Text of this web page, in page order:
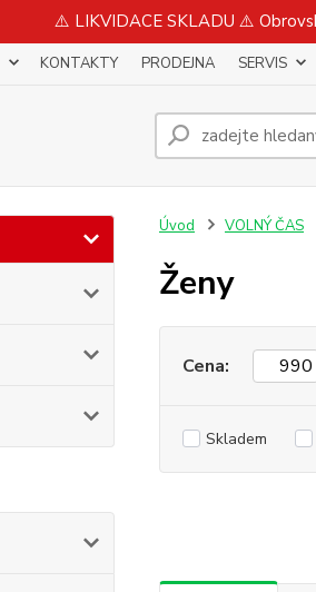
⚠️ LIKVIDACE SKLADU ⚠️
KONTAKTY PRODEJNA SERVIS
Úvod VOLNÝ ČAS
Ženy
Cena:
Skladem